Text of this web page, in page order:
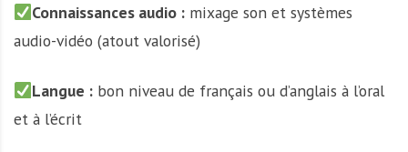
Connaissances audio : mixage son et systèmes
audio-vidéo (atout valorisé)
Langue : bon niveau de français ou d’anglais à l’oral
et à l’écrit